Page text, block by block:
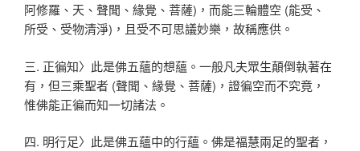
阿修羅、天、聲聞、緣覺、菩薩)，而能三輪體空 (能受、
所受、受物清淨)，且受不可思議妙樂，故稱應供。
三. 正徧知〉此是佛五蘊的想蘊。一般凡夫眾生顛倒執著在
有，但三乘聖者 (聲聞、緣覺、菩薩)，證徧空而不究竟，
惟佛能正徧而知一切諸法。
四. 明行足〉此是佛五蘊中的行蘊。佛是福慧兩足的聖者，